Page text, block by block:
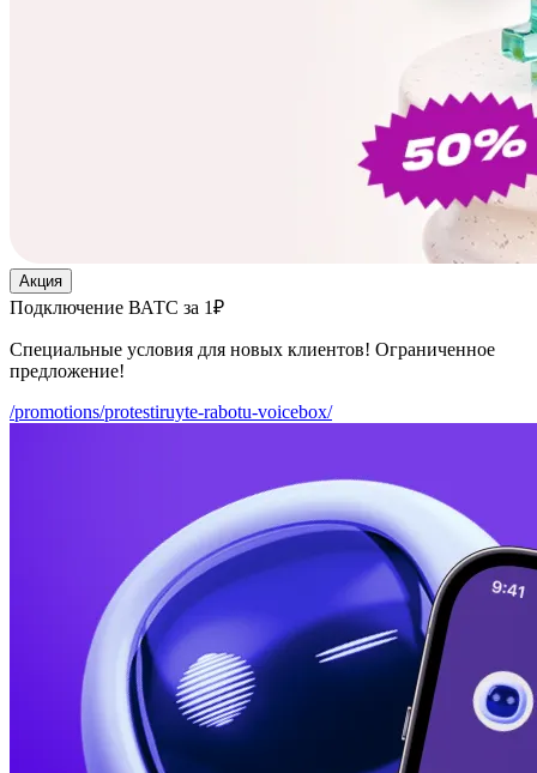
Акция
Подключение ВАТС за 1₽
Специальные условия для новых клиентов! Ограниченное
предложение!
/promotions/protestiruyte-rabotu-voicebox/